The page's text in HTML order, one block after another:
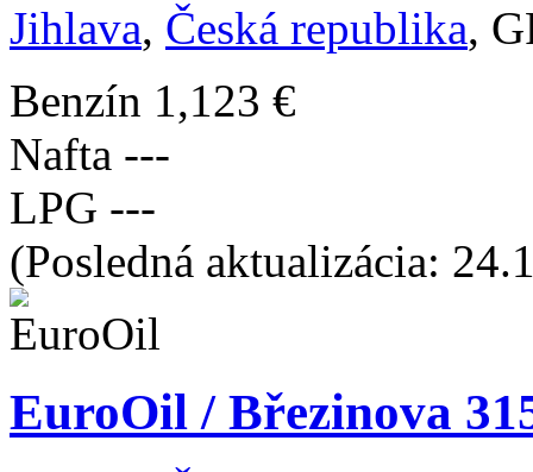
Jihlava, Česká republika,
Benzín 1,123 €
Nafta ---
LPG ---
(Posledná aktualizácia:
EuroOil / Březinova